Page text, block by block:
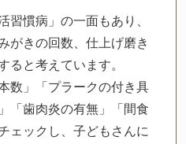
習慣病」の一面もあり、
がきの回数、仕上げ磨き
ると考えています。
数」「プラークの付き具
「歯肉炎の有無」「間食
ェックし、子どもさんに